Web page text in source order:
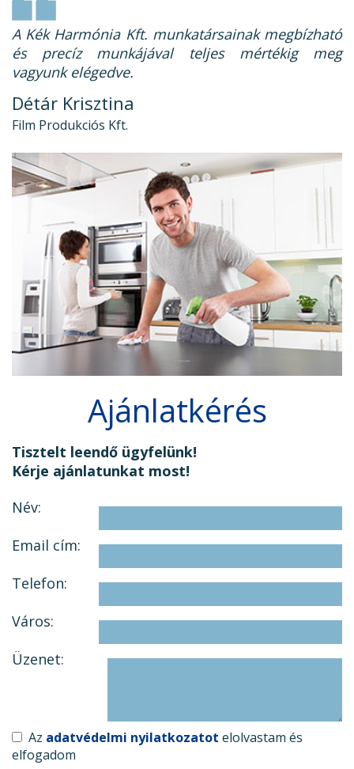
A Kék Harmónia Kft. munkatársainak megbízható
és precíz munkájával teljes mértékig meg
vagyunk elégedve.
Détár Krisztina
Film Produkciós Kft.
Ajánlatkérés
Tisztelt leendő ügyfelünk!
Kérje ajánlatunkat most!
Név:
Email cím:
Telefon:
Város:
Üzenet:
Az adatvédelmi nyilatkozatot elolvastam és
elfogadom